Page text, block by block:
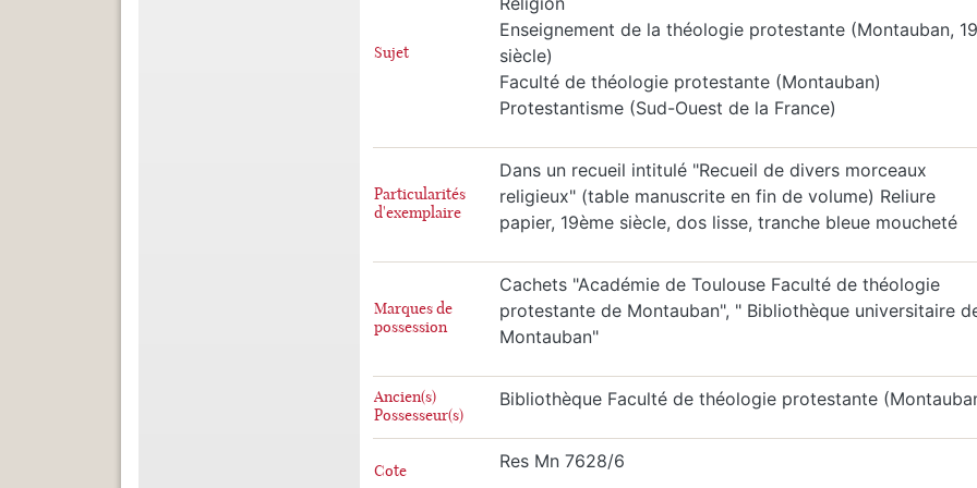
Sujet
Enseignement de la théologie protestante (Montauban,
siècle)
Faculté de théologie protestante (Montauban)
Protestantisme (Sud-Ouest de la France)
Particularités
d'exemplaire
Dans un recueil intitulé "Recueil de divers morceaux
religieux" (table manuscrite en fin de volume) Reliure
papier, 19ème siècle, dos lisse, tranche bleue moucheté
Marques de
possession
Cachets "Académie de Toulouse Faculté de théologie
protestante de Montauban", " Bibliothèque universitaire
Montauban"
Ancien(s)
Possesseur(s)
Bibliothèque Faculté de théologie protestante
Cote Res Mn 7628/6